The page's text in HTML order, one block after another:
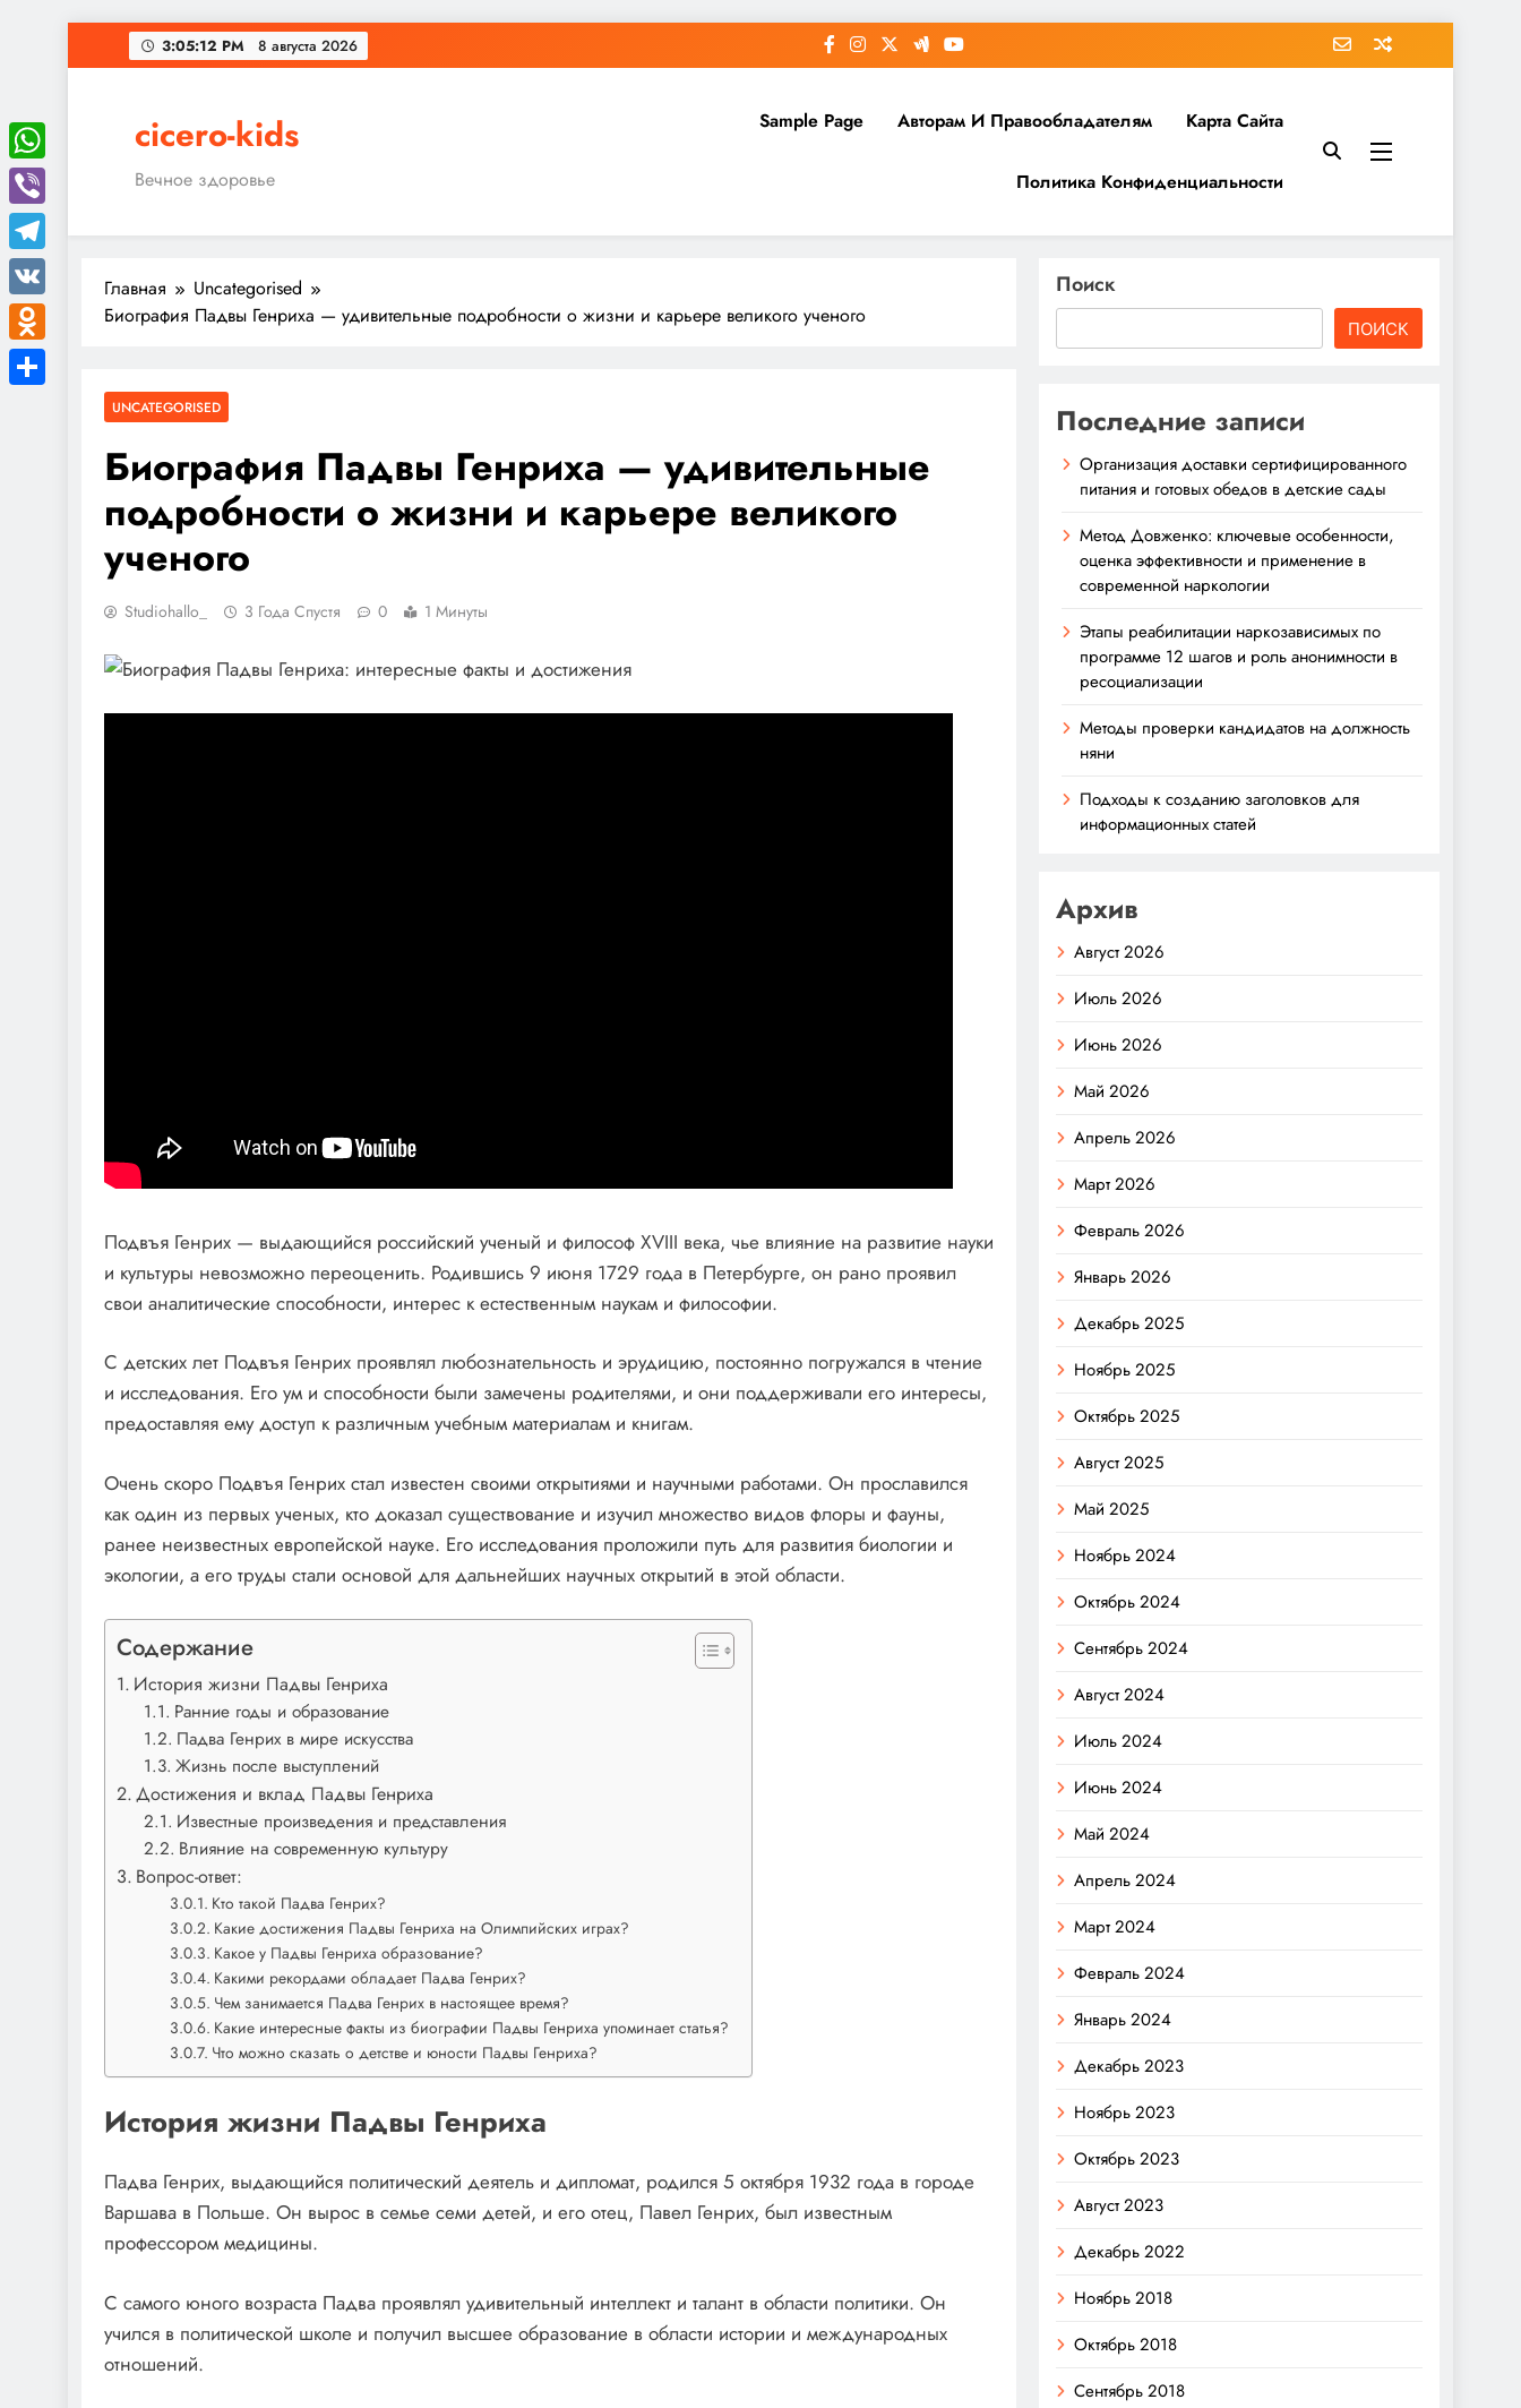
Перейти
к
3:05:12 PM 8 августа 2026
cicero-kids
Вечное здоровье
Sample Page Авторам И Правообладателям Карта Сайта
Политика Конфиденциальности
Главная
Uncategorised
Биография Падвы Генриха — удивительные подробности о жизни и карьере великого ученого
UNCATEGORISED
Биография Падвы Генриха — удивительные
подробности о жизни и карьере великого
ученого
Studiohallo_ 3 Года Спустя 0 1 Минуты
Подвъя Генрих — выдающийся российский ученый и философ XVIII века, чье влияние на развитие науки
и культуры невозможно переоценить. Родившись 9 июня 1729 года в Петербурге, он рано проявил
свои аналитические способности, интерес к естественным наукам и философии.
С детских лет Подвъя Генрих проявлял любознательность и эрудицию, постоянно погружался в чтение
и исследования. Его ум и способности были замечены родителями, и они поддерживали его интересы,
предоставляя ему доступ к различным учебным материалам и книгам.
Очень скоро Подвъя Генрих стал известен своими открытиями и научными работами. Он прославился
как один из первых ученых, кто доказал существование и изучил множество видов флоры и фауны,
ранее неизвестных европейской науке. Его исследования проложили путь для развития биологии и
экологии, а его труды стали основой для дальнейших научных открытий в этой области.
Содержание
История жизни Падвы Генриха
Ранние годы и образование
Падва Генрих в мире искусства
Жизнь после выступлений
Достижения и вклад Падвы Генриха
Известные произведения и представления
Влияние на современную культуру
Вопрос-ответ:
Кто такой Падва Генрих?
Какие достижения Падвы Генриха на Олимпийских играх?
Какое у Падвы Генриха образование?
Какими рекордами обладает Падва Генрих?
Чем занимается Падва Генрих в настоящее время?
Какие интересные факты из биографии Падвы Генриха упоминает статья?
Что можно сказать о детстве и юности Падвы Генриха?
История жизни Падвы Генриха
Падва Генрих, выдающийся политический деятель и дипломат, родился 5 октября 1932 года в городе
Варшава в Польше. Он вырос в семье семи детей, и его отец, Павел Генрих, был известным
профессором медицины.
С самого юного возраста Падва проявлял удивительный интеллект и талант в области политики. Он
учился в политической школе и получил высшее образование в области истории и международных
отношений.
Поиск
ПОИСК
Последние записи
Организация доставки сертифицированного
питания и готовых обедов в детские сады
Метод Довженко: ключевые особенности,
оценка эффективности и применение в
современной наркологии
Этапы реабилитации наркозависимых по
программе 12 шагов и роль анонимности в
ресоциализации
Методы проверки кандидатов на должность
няни
Подходы к созданию заголовков для
информационных статей
Архив
Август 2026
Июль 2026
Июнь 2026
Май 2026
Апрель 2026
Март 2026
Февраль 2026
Январь 2026
Декабрь 2025
Ноябрь 2025
Октябрь 2025
Август 2025
Май 2025
Ноябрь 2024
Октябрь 2024
Сентябрь 2024
Август 2024
Июль 2024
Июнь 2024
Май 2024
Апрель 2024
Март 2024
Февраль 2024
Январь 2024
Декабрь 2023
Ноябрь 2023
Октябрь 2023
Август 2023
Декабрь 2022
Ноябрь 2018
Октябрь 2018
Сентябрь 2018
WhatsApp
Viber
Telegram
VK
Odnoklassniki